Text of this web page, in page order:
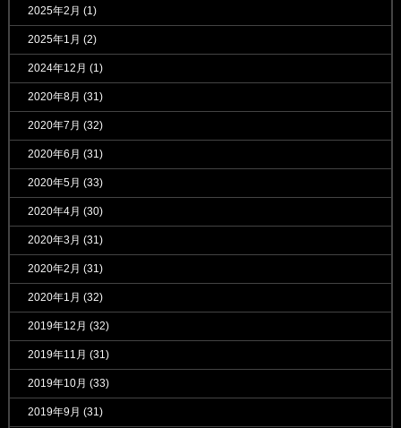
2025年2月 (1)
2025年1月 (2)
2024年12月 (1)
2020年8月 (31)
2020年7月 (32)
2020年6月 (31)
2020年5月 (33)
2020年4月 (30)
2020年3月 (31)
2020年2月 (31)
2020年1月 (32)
2019年12月 (32)
2019年11月 (31)
2019年10月 (33)
2019年9月 (31)